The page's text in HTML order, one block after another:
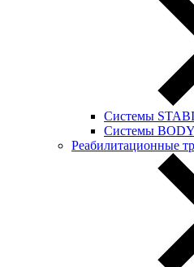
Системы
Системы
Реабилитационные